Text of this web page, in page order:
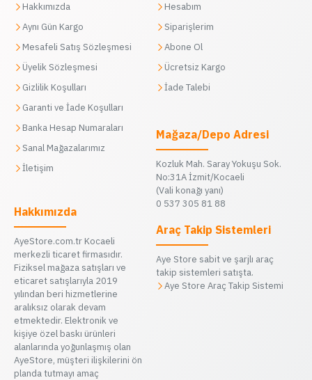
Hakkımızda
Aynı Gün Kargo
Mesafeli Satış Sözleşmesi
Üyelik Sözleşmesi
Gizlilik Koşulları
Garanti ve İade Koşulları
Banka Hesap Numaraları
Sanal Mağazalarımız
İletişim
Hakkımızda
AyeStore.com.tr Kocaeli
merkezli ticaret firmasıdır.
Fiziksel mağaza satışları ve
eticaret satışlarıyla 2019
yılından beri hizmetlerine
aralıksız olarak devam
etmektedir. Elektronik ve
kişiye özel baskı ürünleri
alanlarında yoğunlaşmış olan
AyeStore, müşteri ilişkilerini ön
planda tutmayı amaç
Hesabım
Siparişlerim
Abone Ol
Ücretsiz Kargo
İade Talebi
Mağaza/Depo Adresi
Kozluk Mah. Saray Yokuşu Sok.
No:31A İzmit/Kocaeli
(Vali konağı yanı)
0 537 305 81 88
Araç Takip Sistemleri
Aye Store sabit ve şarjlı araç
takip sistemleri satışta.
Aye Store Araç Takip Sistemi